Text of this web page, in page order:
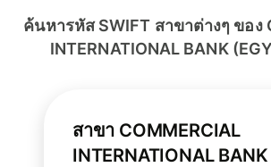
ค้นหารหัส SWIFT สาขาต่างๆ ของ
INTERNATIONAL BANK
สาขา COMMERCIAL
INTERNATIONAL BANK